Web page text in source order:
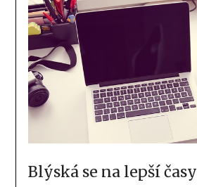
Blýská se na lepší časy